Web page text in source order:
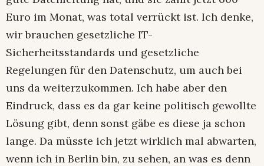
Euro im Monat, was total verrückt ist. Ich denke,
wir brauchen gesetzliche IT-
Sicherheitsstandards und gesetzliche
Regelungen für den Datenschutz, um auch bei
uns da weiterzukommen. Ich habe aber den
Eindruck, dass es da gar keine politisch gewollte
Lösung gibt, denn sonst gäbe es diese ja schon
lange. Da müsste ich jetzt wirklich mal abwarten,
wenn ich in Berlin bin, zu sehen, an was es denn